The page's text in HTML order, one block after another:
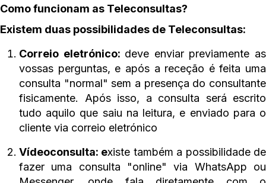
Como funcionam as Teleconsultas?
Existem duas possibilidades de Teleconsultas:
Correio eletrónico: deve enviar previamente as
vossas perguntas, e após a receção é feita uma
consulta "normal" sem a presença do consultante
fisicamente. Após isso, a consulta será escrito
tudo aquilo que saiu na leitura, e enviado para o
cliente via correio eletrónico
Vídeoconsulta: existe também a possibilidade de
fazer uma consulta "online" via WhatsApp ou